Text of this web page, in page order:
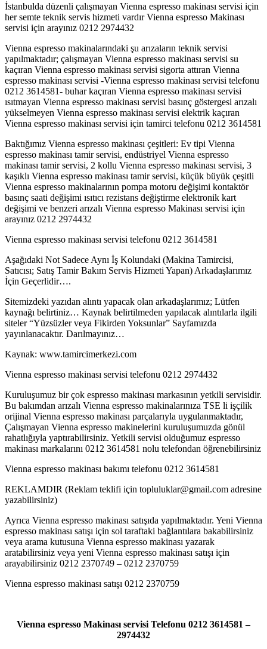
İstanbulda düzenli çalışmayan Vienna espresso makinası servisi için
her semte teknik servis hizmeti vardır Vienna espresso Makinası
servisi için arayınız 0212 2974432
Vienna espresso makinalarındaki şu arızaların teknik servisi
yapılmaktadır; çalışmayan Vienna espresso makinası servisi su
kaçıran Vienna espresso makinası servisi sigorta attıran Vienna
espresso makinası servisi -Vienna espresso makinası servisi telefonu
0212 3614581- buhar kaçıran Vienna espresso makinası servisi
ısıtmayan Vienna espresso makinası servisi basınç göstergesi arızalı
yükselmeyen Vienna espresso makinası servisi elektrik kaçıran
Vienna espresso makinası servisi için tamirci telefonu 0212 3614581
Baktığımız Vienna espresso makinası çeşitleri: Ev tipi Vienna
espresso makinası tamir servisi, endüstriyel Vienna espresso
makinası tamir servisi, 2 kollu Vienna espresso makinası servisi, 3
kaşıklı Vienna espresso makinası tamir servisi, küçük büyük çeşitli
Vienna espresso makinalarının pompa motoru değişimi kontaktör
basınç saati değişimi ısıtıcı rezistans değiştirme elektronik kart
değişimi ve benzeri arızalı Vienna espresso Makinası servisi için
arayınız 0212 2974432
Vienna espresso makinası servisi telefonu 0212 3614581
Aşağıdaki Not Sadece Aynı İş Kolundaki (Makina Tamircisi,
Satıcısı; Satış Tamir Bakım Servis Hizmeti Yapan) Arkadaşlarımız
İçin Geçerlidir….
Sitemizdeki yazıdan alıntı yapacak olan arkadaşlarımız; Lütfen
kaynağı belirtiniz… Kaynak belirtilmeden yapılacak alıntılarla ilgili
siteler “Yüzsüzler veya Fikirden Yoksunlar” Sayfamızda
yayınlanacaktır. Darılmayınız…
Kaynak: www.tamircimerkezi.com
Vienna espresso makinası servisi telefonu 0212 2974432
Kuruluşumuz bir çok espresso makinası markasının yetkili servisidir.
Bu bakımdan arızalı Vienna espresso makinalarınıza TSE li işçilik
orijinal Vienna espresso makinası parçalarıyla uygulanmaktadır,
Çalışmayan Vienna espresso makinelerini kuruluşumuzda gönül
rahatlığıyla yaptırabilirsiniz. Yetkili servisi olduğumuz espresso
makinası markalarını 0212 3614581 nolu telefondan öğrenebilirsiniz
Vienna espresso makinası bakımı telefonu 0212 3614581
REKLAMDIR (Reklam teklifi için topluluklar@gmail.com adresine
yazabilirsiniz)
Ayrıca Vienna espresso makinası satışıda yapılmaktadır. Yeni Vienna
espresso makinası satışı için sol taraftaki bağlantılara bakabilirsiniz
veya arama kutusuna Vienna espresso makinası yazarak
aratabilirsiniz veya yeni Vienna espresso makinası satışı için
arayabilirsiniz 0212 2370749 – 0212 2370759
Vienna espresso makinası satışı 0212 2370759
Vienna espresso Makinası servisi Telefonu 0212 3614581 –
2974432